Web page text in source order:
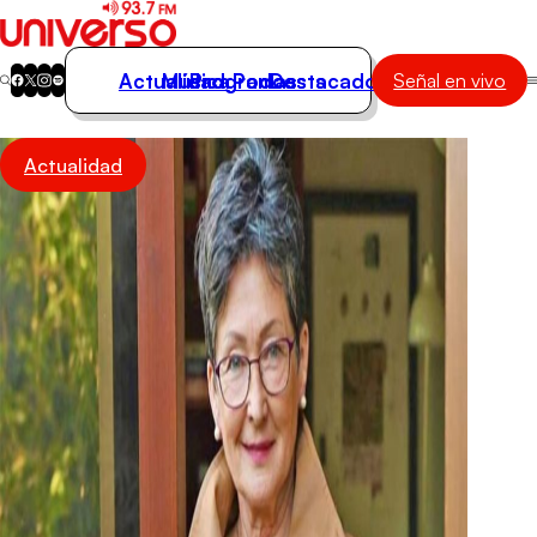
Actualidad
Música
Programas
Podcasts
Destacados
Actualidad
Música
Programas
Podcasts
Destacados Señal en vivo
Actualidad